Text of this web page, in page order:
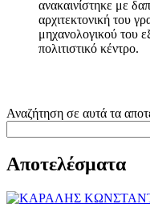
ανακαινίστηκε με
αρχιτεκτονική του
μηχανολογικού του
πολιτιστικό κέντρο.
Αναζήτηση σε αυτά τα
Αποτελέσματα